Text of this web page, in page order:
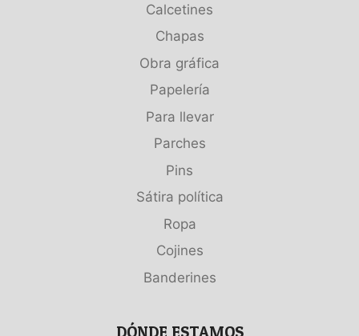
Calcetines
Chapas
Obra gráfica
Papelería
Para llevar
Parches
Pins
Sátira política
Ropa
Cojines
Banderines
DÓNDE ESTAMOS